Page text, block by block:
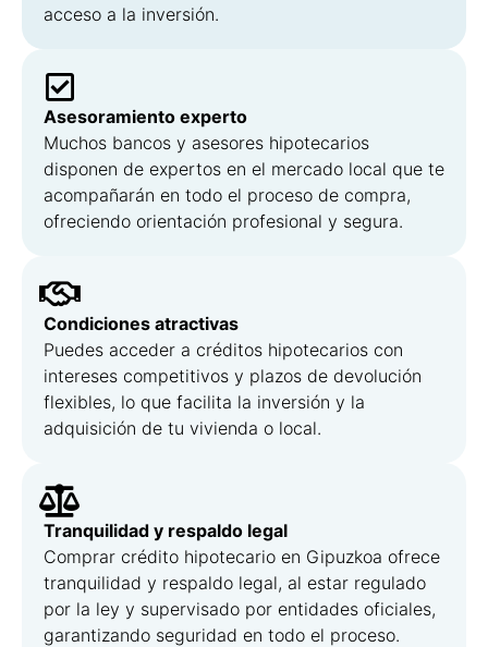
acceso a la inversión.
Asesoramiento experto
Muchos bancos y asesores hipotecarios
disponen de expertos en el mercado local que te
acompañarán en todo el proceso de compra,
ofreciendo orientación profesional y segura.
Condiciones atractivas
Puedes acceder a créditos hipotecarios con
intereses competitivos y plazos de devolución
flexibles, lo que facilita la inversión y la
adquisición de tu vivienda o local.
Tranquilidad y respaldo legal
Comprar crédito hipotecario en Gipuzkoa ofrece
tranquilidad y respaldo legal, al estar regulado
por la ley y supervisado por entidades oficiales,
garantizando seguridad en todo el proceso.